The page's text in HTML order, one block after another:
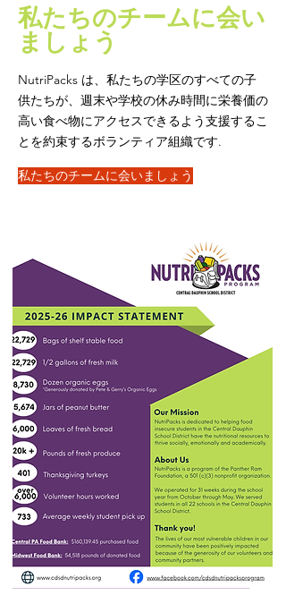
私たちのチームに会い
ましょう
NutriPacks は、私たちの学区のすべての子
供たちが、週末や学校の休み時間に栄養価の
高い食べ物にアクセスできるよう支援するこ
とを約束するボランティア組織です.
私たちのチームに会いましょう